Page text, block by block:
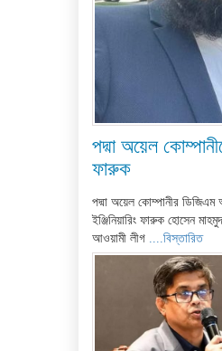
পদ্মা অয়েল
ফারুক
পদ্মা অয়েল কোম্পানীর
ইঞ্জিনিয়ারিং ফারুক হোসেন
আওয়ামী লীগ
....বিস্তারিত